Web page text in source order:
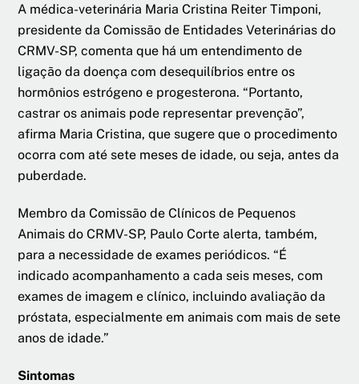
A médica-veterinária Maria Cristina Reiter Timponi,
presidente da Comissão de Entidades Veterinárias do
CRMV-SP, comenta que há um entendimento de
ligação da doença com desequilíbrios entre os
hormônios estrógeno e progesterona. “Portanto,
castrar os animais pode representar prevenção”,
afirma Maria Cristina, que sugere que o procedimento
ocorra com até sete meses de idade, ou seja, antes da
puberdade.
Membro da Comissão de Clínicos de Pequenos
Animais do CRMV-SP, Paulo Corte alerta, também,
para a necessidade de exames periódicos. “É
indicado acompanhamento a cada seis meses, com
exames de imagem e clínico, incluindo avaliação da
próstata, especialmente em animais com mais de sete
anos de idade.”
Sintomas